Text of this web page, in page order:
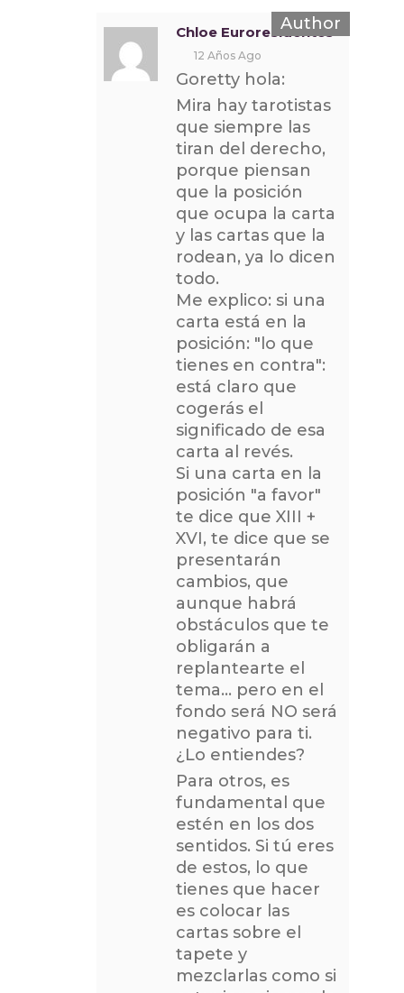
Chloe Euroresidentes
12 Años Ago
Goretty hola:
Mira hay tarotistas
que siempre las
tiran del derecho,
porque piensan
que la posición
que ocupa la carta
y las cartas que la
rodean, ya lo dicen
todo.
Me explico: si una
carta está en la
posición: "lo que
tienes en contra":
está claro que
cogerás el
significado de esa
carta al revés.
Si una carta en la
posición "a favor"
te dice que XIII +
XVI, te dice que se
presentarán
cambios, que
aunque habrá
obstáculos que te
obligarán a
replantearte el
tema… pero en el
fondo será NO será
negativo para ti.
¿Lo entiendes?
Para otros, es
fundamental que
estén en los dos
sentidos. Si tú eres
de estos, lo que
tienes que hacer
es colocar las
cartas sobre el
tapete y
mezclarlas como si